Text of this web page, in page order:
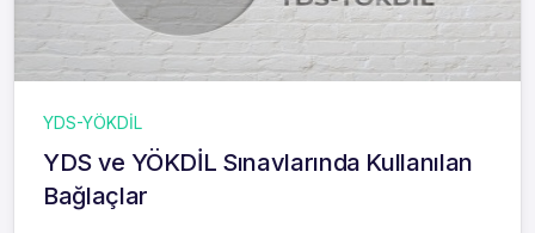
YDS-YÖKDİL
YDS ve YÖKDİL Sınavlarında Kullanılan
Bağlaçlar